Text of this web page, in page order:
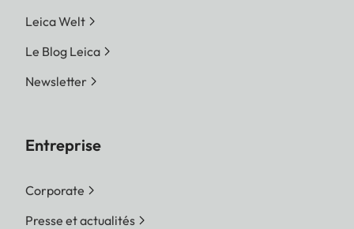
Leica Welt
Le Blog Leica
Newsletter
Entreprise
Corporate
Presse et actualités